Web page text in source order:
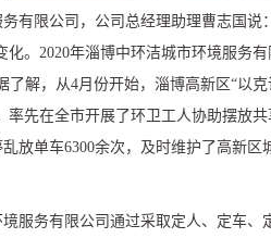
有限公司，公司总经理助理曹志国
。 2020年淄博中环洁城市环境服务有
了解，从4月份开始，淄博高新区“以
率先在全市开展了环卫工人协助摆放
放单车6300余次，及时维护了高新区
服务有限公司通过采取定人、定车